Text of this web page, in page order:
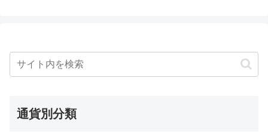
通貨別分類